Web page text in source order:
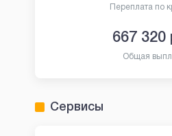
Переплата по
667 320
Общая
Сервисы